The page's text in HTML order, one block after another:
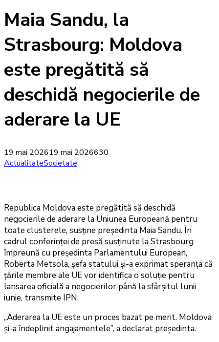
Maia Sandu, la
Strasbourg: Moldova
este pregătită să
deschidă negocierile de
aderare la UE
19 mai 202619 mai 2026630
ActualitateSocietate
Republica Moldova este pregătită să deschidă
negocierile de aderare la Uniunea Europeană pentru
toate clusterele, susține președinta Maia Sandu. În
cadrul conferinței de presă susținute la Strasbourg
împreună cu președinta Parlamentului European,
Roberta Metsola, șefa statului și-a exprimat speranța că
țările membre ale UE vor identifica o soluție pentru
lansarea oficială a negocierilor până la sfârșitul lunii
iunie, transmite IPN.
„Aderarea la UE este un proces bazat pe merit. Moldova
și-a îndeplinit angajamentele”, a declarat președinta.